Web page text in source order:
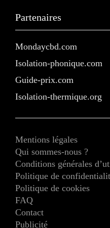
Partenaires
Mondaycbd.com
Isolation-phonique.com
Guide-prix.com
Isolation-thermique.org
Mentions légales
Qui sommes-nous ?
Conditions générales
Politique de
Politique de cookies
FAQ
Contact
Publicité